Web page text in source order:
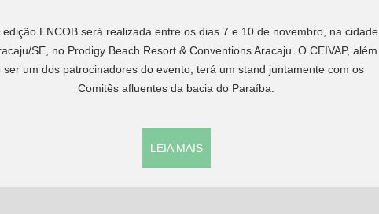
edição ENCOB será realizada entre os dias 7 e 10 de novembro, na cidade
SE, no Prodigy Beach Resort & Conventions Aracaju. O CEIVAP, além
ser um dos patrocinadores do evento, terá um stand juntamente com os
Comitês afluentes da bacia do Paraíba.
LEIA MAIS